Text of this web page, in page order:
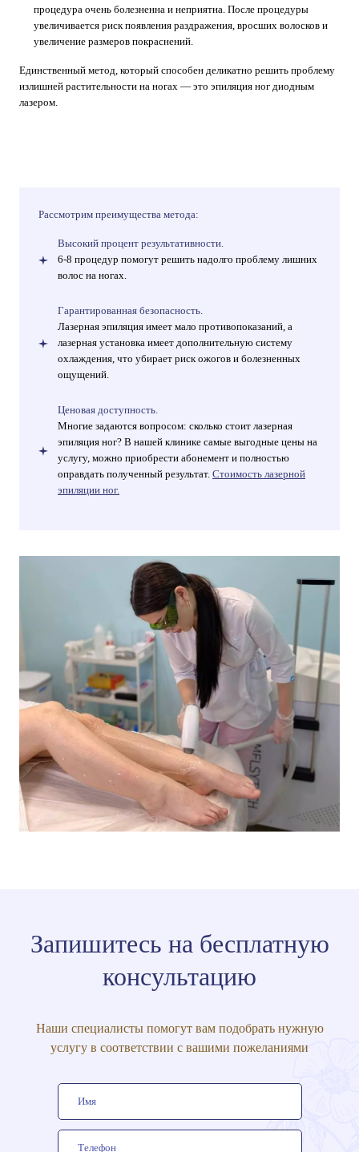
процедура очень болезненна и неприятна. После процедуры
увеличивается риск появления раздражения, вросших волосков и
увеличение размеров покраснений.
Единственный метод, который способен деликатно решить проблему
излишней растительности на ногах — это эпиляция ног диодным
лазером.
Рассмотрим преимущества метода:
Высокий процент результативности.
6-8 процедур помогут решить надолго проблему лишних
волос на ногах.
Гарантированная безопасность.
Лазерная эпиляция имеет мало противопоказаний, а
лазерная установка имеет дополнительную систему
охлаждения, что убирает риск ожогов и болезненных
ощущений.
Ценовая доступность.
Многие задаются вопросом: сколько стоит лазерная
эпиляция ног? В нашей клинике самые выгодные цены на
услугу, можно приобрести абонемент и полностью
оправдать полученный результат. Стоимость лазерной
эпиляции ног.
Запишитесь на бесплатную
консультацию
Наши специалисты помогут вам подобрать нужную
услугу в соответствии с вашими пожеланиями